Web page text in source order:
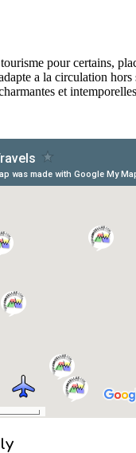
pour certains,
a la circulation
et